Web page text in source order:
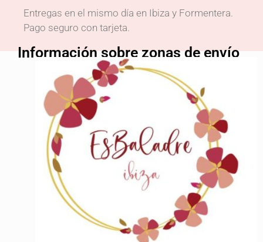
Entregas en el mismo día en Ibiza y Formentera.
Pago seguro con tarjeta.
Información sobre zonas de envío